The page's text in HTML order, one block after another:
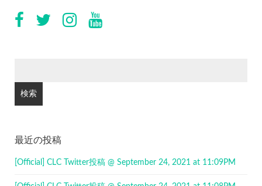
最近の投稿
[Official] CLC Twitter投稿 @ September 24, 2021 at 11:09PM